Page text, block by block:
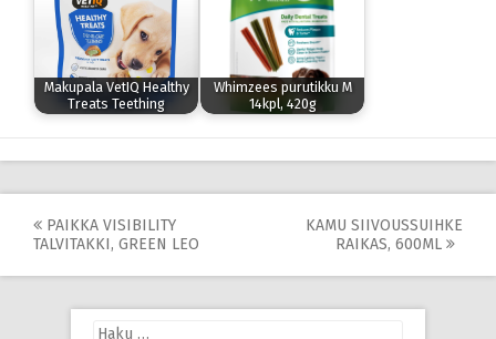
Makupala VetIQ Healthy
Treats Teething
Whimzees purutikku M
14kpl, 420g
Post
navigation
PAIKKA VISIBILITY
TALVITAKKI, GREEN LEO
KAMU SIIVOUSSUIHKE
RAIKAS, 600ML
Haku: